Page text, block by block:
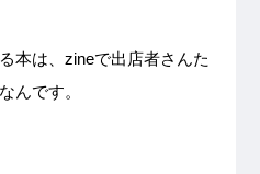
本は、zineで出店者さんた
んです。